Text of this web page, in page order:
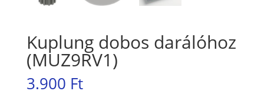
Kuplung dobos darálóhoz
(MUZ9RV1)
3.900 Ft